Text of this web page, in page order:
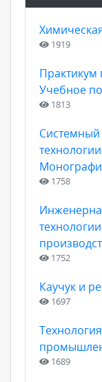
1919
Практикум
Учебное
1813
Системный
1758
1752
Каучук и
1697
1689